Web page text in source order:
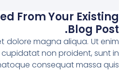
From Your Existing
Blog Post.
dolore magna aliqua. Ut enim
non proident, sunt in
consequat massa quis